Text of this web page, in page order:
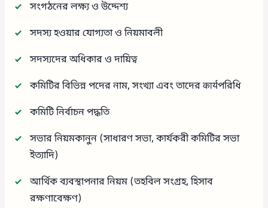
সংগঠনের লক্ষ্য ও উদ্দেশ্য
সদস্য হওয়ার যোগ্যতা ও নিয়মাবলী
সদস্যদের অধিকার ও দায়িত্ব
কমিটির বিভিন্ন পদের নাম, সংখ্যা এবং তাদের कार्यপরিধি
কমিটি নির্বাচন পদ্ধতি
সভার নিয়মকানুন (সাধারণ সভা, কার্যকরী কমিটির সভা
ইত্যাদি)
আর্থিক ব্যবস্থাপনার নিয়ম (তহবিল সংগ্রহ, হিসাব
রক্ষণাবেক্ষণ)